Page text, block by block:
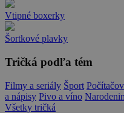
Vtipné boxerky
Šortkové plavky
Tričká podľa tém
Filmy a seriály Šport
a nápisy Pivo a víno
Všetky tričká